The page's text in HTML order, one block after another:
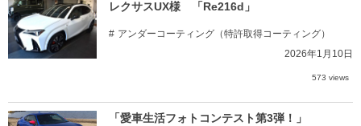
レクサスUX様 「Re216d」
アンダーコーティング（特許取得コーティング）
2026年1月10日
573 views
「愛車生活フォトコンテスト第3弾！」